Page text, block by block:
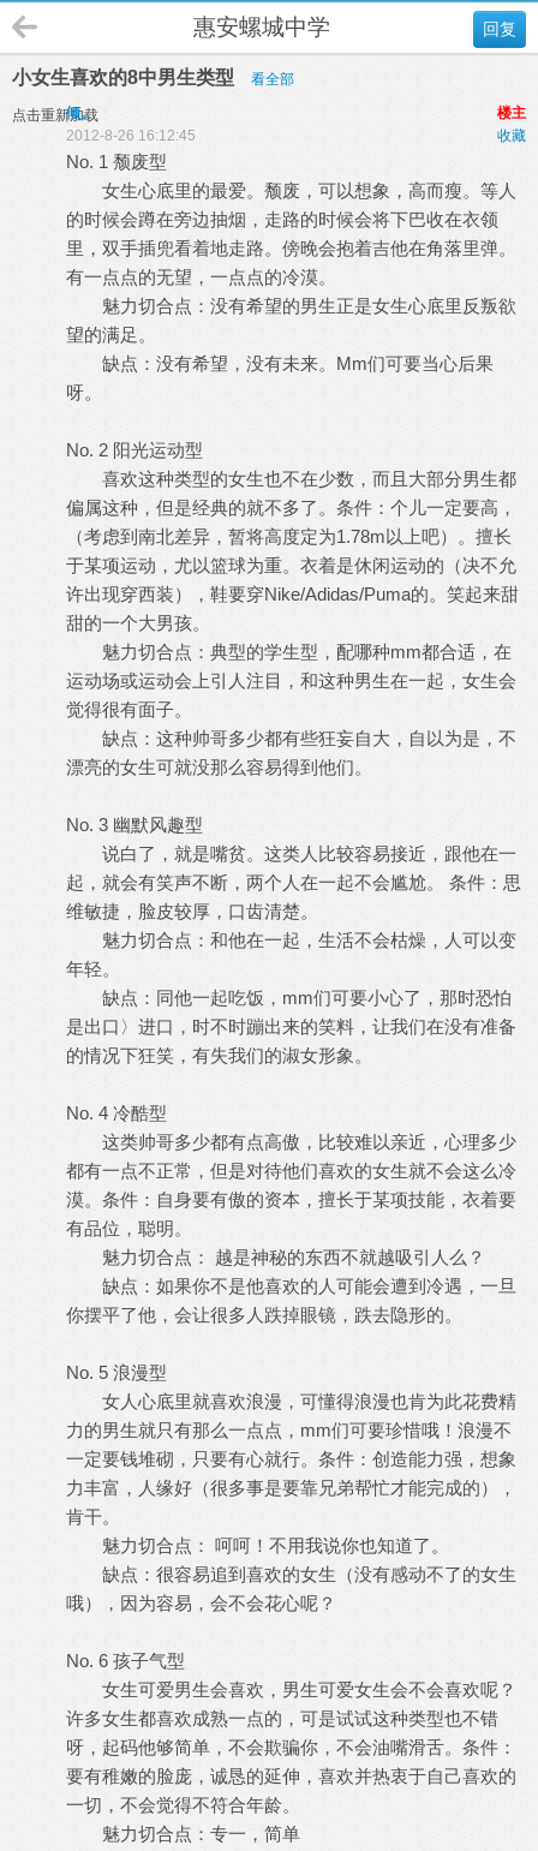
回复
惠安螺城中学
小女生喜欢的8中男生类型 看全部
点击重新加载 楼主
倾。
收藏
2012-8-26 16:12:45
No. 1 颓废型
女生心底里的最爱。颓废，可以想象，高而瘦。等人
的时候会蹲在旁边抽烟，走路的时候会将下巴收在衣领
里，双手插兜看着地走路。傍晚会抱着吉他在角落里弹。
有一点点的无望，一点点的冷漠。
魅力切合点：没有希望的男生正是女生心底里反叛欲
望的满足。
缺点：没有希望，没有未来。Mm们可要当心后果
呀。
No. 2 阳光运动型
喜欢这种类型的女生也不在少数，而且大部分男生都
偏属这种，但是经典的就不多了。条件：个儿一定要高，
（考虑到南北差异，暂将高度定为1.78m以上吧）。擅长
于某项运动，尤以篮球为重。衣着是休闲运动的（决不允
许出现穿西装），鞋要穿Nike/Adidas/Puma的。笑起来甜
甜的一个大男孩。
魅力切合点：典型的学生型，配哪种mm都合适，在
运动场或运动会上引人注目，和这种男生在一起，女生会
觉得很有面子。
缺点：这种帅哥多少都有些狂妄自大，自以为是，不
漂亮的女生可就没那么容易得到他们。
No. 3 幽默风趣型
说白了，就是嘴贫。这类人比较容易接近，跟他在一
起，就会有笑声不断，两个人在一起不会尴尬。 条件：思
维敏捷，脸皮较厚，口齿清楚。
魅力切合点：和他在一起，生活不会枯燥，人可以变
年轻。
缺点：同他一起吃饭，mm们可要小心了，那时恐怕
是出口〉进口，时不时蹦出来的笑料，让我们在没有准备
的情况下狂笑，有失我们的淑女形象。
No. 4 冷酷型
这类帅哥多少都有点高傲，比较难以亲近，心理多少
都有一点不正常，但是对待他们喜欢的女生就不会这么冷
漠。条件：自身要有傲的资本，擅长于某项技能，衣着要
有品位，聪明。
魅力切合点： 越是神秘的东西不就越吸引人么？
缺点：如果你不是他喜欢的人可能会遭到冷遇，一旦
你摆平了他，会让很多人跌掉眼镜，跌去隐形的。
No. 5 浪漫型
女人心底里就喜欢浪漫，可懂得浪漫也肯为此花费精
力的男生就只有那么一点点，mm们可要珍惜哦！浪漫不
一定要钱堆砌，只要有心就行。条件：创造能力强，想象
力丰富，人缘好（很多事是要靠兄弟帮忙才能完成的），
肯干。
魅力切合点： 呵呵！不用我说你也知道了。
缺点：很容易追到喜欢的女生（没有感动不了的女生
哦），因为容易，会不会花心呢？
No. 6 孩子气型
女生可爱男生会喜欢，男生可爱女生会不会喜欢呢？
许多女生都喜欢成熟一点的，可是试试这种类型也不错
呀，起码他够简单，不会欺骗你，不会油嘴滑舌。条件：
要有稚嫩的脸庞，诚恳的延伸，喜欢并热衷于自己喜欢的
一切，不会觉得不符合年龄。
魅力切合点：专一，简单